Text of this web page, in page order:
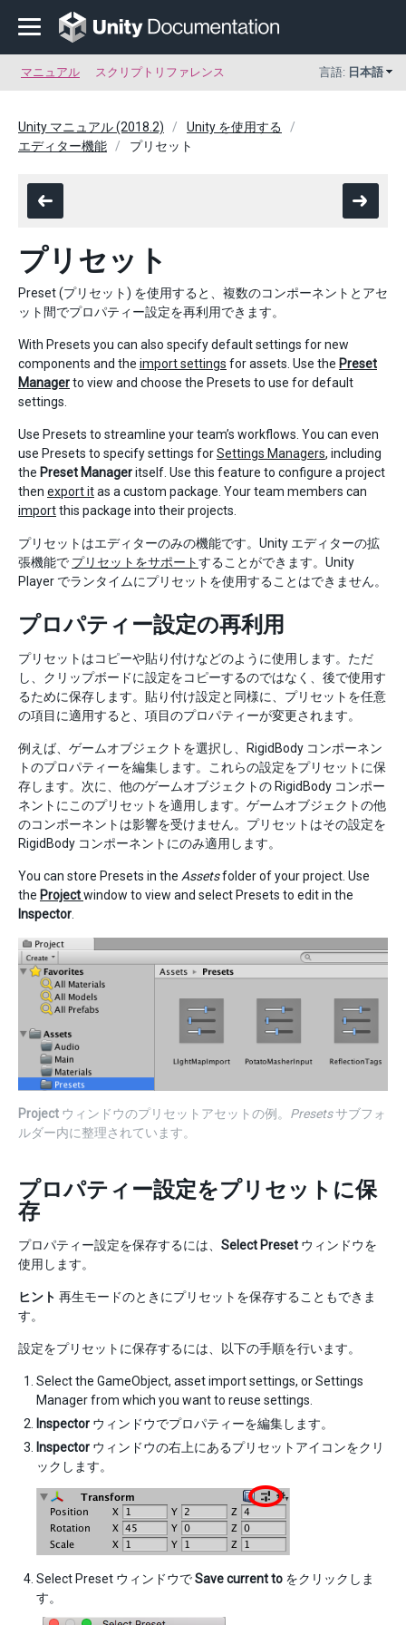
マニュアル スクリプトリファレンス 言語: 日本語
Unity マニュアル (2018.2)
Unity を使用する
エディター機能
プリセット
プリセット
Preset (プリセット) を使用すると、複数のコンポーネントとアセ
ット間でプロパティー設定を再利用できます。
With Presets you can also specify default settings for new
components and the import settings for assets. Use the Preset
Managerto view and choose the Presets to use for default
settings.
Use Presets to streamline your team’s workflows. You can even
use Presets to specify settings forSettings Managers, including
the Preset Manageritself. Use this feature to configure a project
then export itas a custom package. Your team members can
importthis package into their projects.
プリセットはエディターのみの機能です。Unity エディターの拡
張機能で プリセットをサポートすることができます。Unity
Player でランタイムにプリセットを使用することはできません。
プロパティー設定の再利用
プリセットはコピーや貼り付けなどのように使用します。ただ
し、クリップボードに設定をコピーするのではなく、後で使用す
るために保存します。貼り付け設定と同様に、プリセットを任意
の項目に適用すると、項目のプロパティーが変更されます。
例えば、ゲームオブジェクトを選択し、RigidBody コンポーネン
トのプロパティーを編集します。これらの設定をプリセットに保
存します。次に、他のゲームオブジェクトの RigidBody コンポー
ネントにこのプリセットを適用します。ゲームオブジェクトの他
のコンポーネントは影響を受けません。プリセットはその設定を
RigidBody コンポーネントにのみ適用します。
You can store Presets in the Assetsfolder of your project. Use
the Projectwindow to view and select Presets to edit in the
Inspector
Project ウィンドウのプリセットアセットの例。 Presetsサブフォ
ルダー内に整理されています。
プロパティー設定をプリセットに保
存
プロパティー設定を保存するには、 Select Preset ウィンドウを
使用します。
ヒント 再生モードのときにプリセットを保存することもできま
す。
設定をプリセットに保存するには、以下の手順を行います。
Select the GameObject, asset import settings, or Settings
Manager from which you want to reuse settings.
Inspector ウィンドウでプロパティーを編集します。
Inspector ウィンドウの右上にあるプリセットアイコンをクリ
ックします。
Select Preset ウィンドウでSave current to をクリックしま
す。